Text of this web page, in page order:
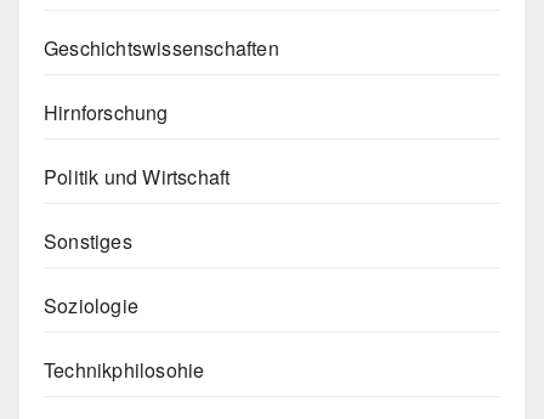
Geschichtswissenschaften
Hirnforschung
Politik und Wirtschaft
Sonstiges
Soziologie
Technikphilosohie